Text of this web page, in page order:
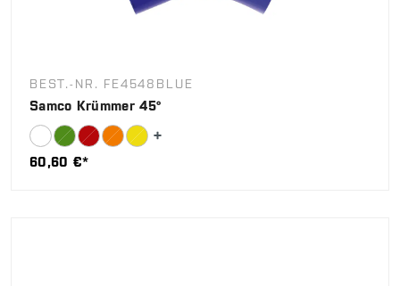
BEST.-NR. FE4548BLUE
Samco Krümmer 45°
60,60 €*